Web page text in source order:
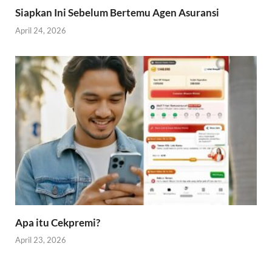
Siapkan Ini Sebelum Bertemu Agen Asuransi
April 24, 2026
Apa itu Cekpremi?
April 23, 2026